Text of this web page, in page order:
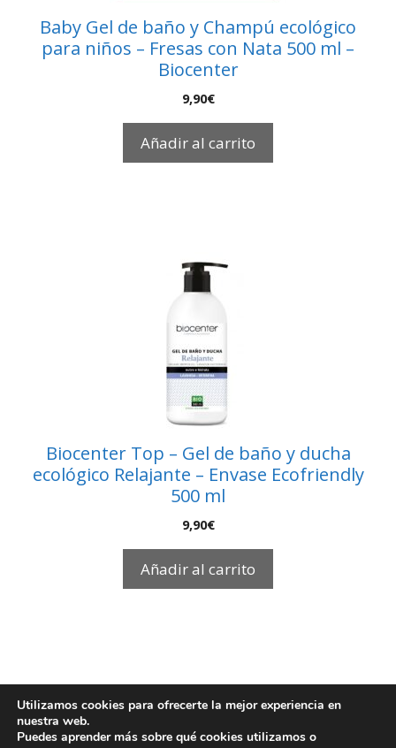
Baby Gel de baño y Champú ecológico
para niños – Fresas con Nata 500 ml –
Biocenter
9,90€
Añadir al carrito
Biocenter Top – Gel de baño y ducha
ecológico Relajante – Envase Ecofriendly
500 ml
9,90€
Añadir al carrito
© 2026 EcoBioFoc
Utilizamos cookies para ofrecerte la mejor experiencia en
nuestra web.
Puedes aprender más sobre qué cookies utilizamos o